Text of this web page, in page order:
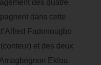
des quatre
dans cette
Fadonougbo
et des deux
Eklou.